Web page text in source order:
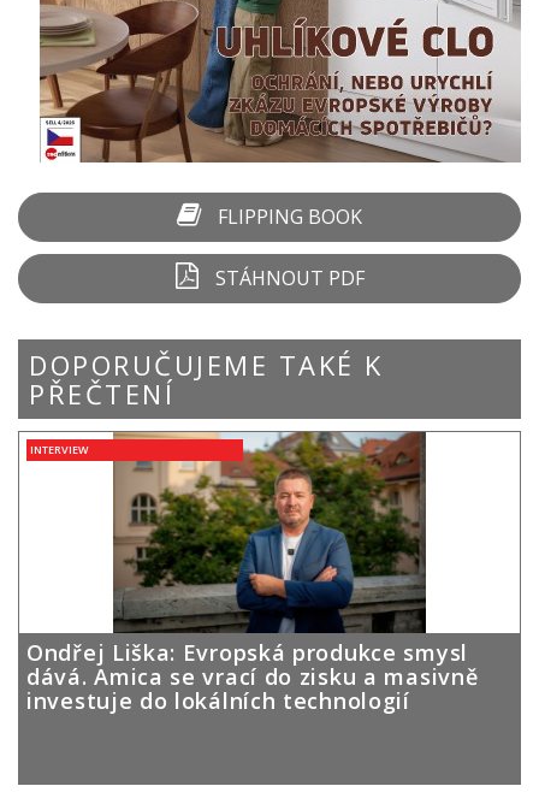
FLIPPING BOOK
STÁHNOUT PDF
DOPORUČUJEME TAKÉ K
PŘEČTENÍ
INTERVIEW
Ondřej Liška: Evropská produkce smysl
dává. Amica se vrací do zisku a masivně
investuje do lokálních technologií